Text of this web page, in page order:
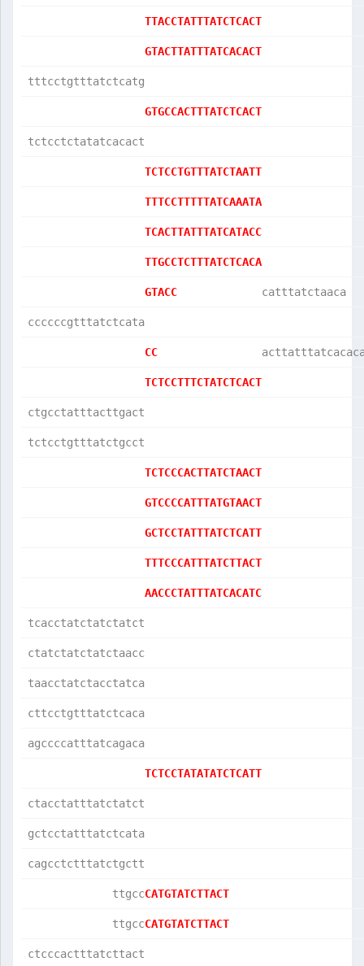
TTACCTATTTATCTCACT
GTACTTATTTATCACACT
tttcctgtttatctcatg
GTGCCACTTTATCTCACT
tctcctctatatcacact
TCTCCTGTTTATCTAATT
TTTCCTTTTTATCAAATA
TCACTTATTTATCATACC
TTGCCTCTTTATCTCACA
GTACC
ccccccgtttatctcata
CC
TCTCCTTTCTATCTCACT
ctgcctatttacttgact
tctcctgtttatctgcct
TCTCCCACTTATCTAACT
GTCCCCATTTATGTAACT
GCTCCTATTTATCTCATT
TTTCCCATTTATCTTACT
AACCCTATTTATCACATC
tcacctatctatctatct
ctatctatctatctaacc
taacctatctacctatca
cttcctgtttatctcaca
agccccatttatcagaca
TCTCCTATATATCTCATT
ctacctatttatctatct
gctcctatttatctcata
cagcctctttatctgctt
             ttgcc
CATGTATCTTACT
             ttgcc
CATGTATCTTACT
ctcccactttatcttact